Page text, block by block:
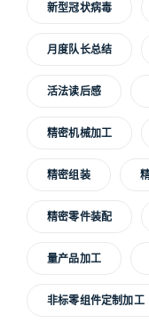
新型冠状病毒
月度队长总结
活法读后感
精密机械加工
精密组装
精密零件装配
量产品加工
非标零组件定制加工